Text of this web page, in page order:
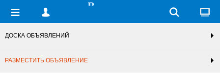
ДОСКА ОБЪЯВЛЕНИЙ
РАЗМЕСТИТЬ ОБЪЯВЛЕНИЕ